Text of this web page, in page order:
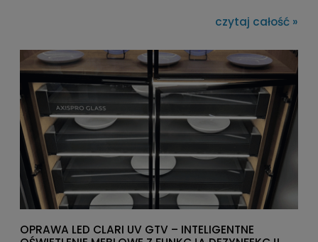
oświetlenie szuflad meblowych, które pozwala szybko
odnaleźć potrzebne przedmioty nawet po zmroku.
czytaj całość »
OPRAWA LED CLARI UV GTV – INTELIGENTNE